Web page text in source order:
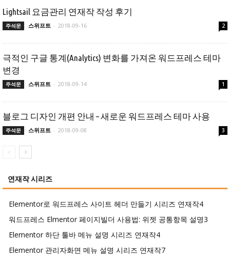
Lightsail 요금관리 연재작 작성 후기
주석문 스위프트 - 2018-09-16 2
극적인 구글 통계(Analytics) 변화를 가져온 워드프레스 테마
변경
주석문 스위프트 - 2018-09-14 1
블로그 디자인 개편 안내 – 새로운 워드프레스 테마 사용
주석문 스위프트 - 2018-09-08 3
연재작 시리즈
Elementor로 워드프레스 사이트 헤더 만들기 시리즈 연재작4
워드프레스 Elmentor 페이지빌더 사용법: 위젯 공통항목 설명3
Elementor 하단 툴바 메뉴 설명 시리즈 연재작4
Elementor 관리자화면 메뉴 설명 시리즈 연재작7